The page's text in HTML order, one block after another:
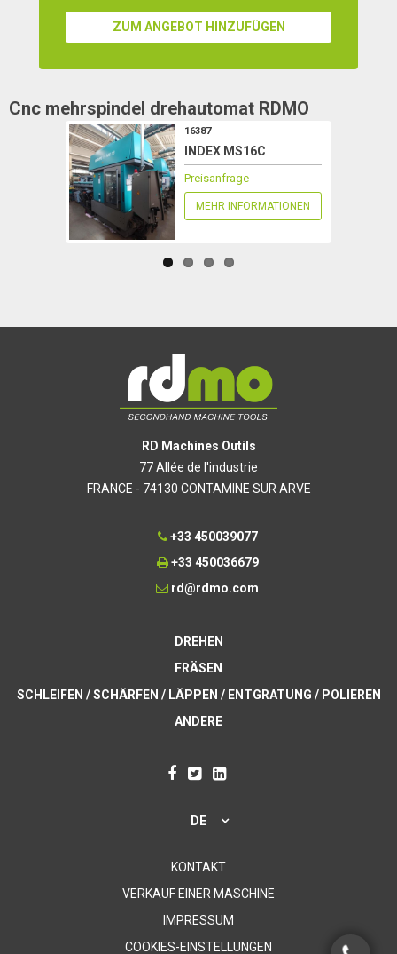
ZUM ANGEBOT HINZUFÜGEN
Cnc mehrspindel drehautomat RDMO
16387
INDEX MS16C
Preisanfrage
MEHR INFORMATIONEN
RD Machines Outils
77 Allée de l'industrie
FRANCE - 74130 CONTAMINE SUR ARVE
+33 450039077
+33 450036679
rd@rdmo.com
DREHEN
FRÄSEN
SCHLEIFEN / SCHÄRFEN / LÄPPEN / ENTGRATUNG / POLIEREN
ANDERE
DE
KONTAKT
VERKAUF EINER MASCHINE
IMPRESSUM
COOKIES-EINSTELLUNGEN